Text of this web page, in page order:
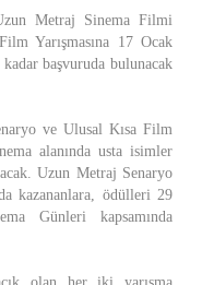
Metraj Sinema Filmi
Yarışmasına 17 Ocak
başvuruda bulunacak
ve Ulusal Kısa Film
alanında usta isimler
Uzun Metraj Senaryo
kazananlara, ödülleri 29
Günleri kapsamında